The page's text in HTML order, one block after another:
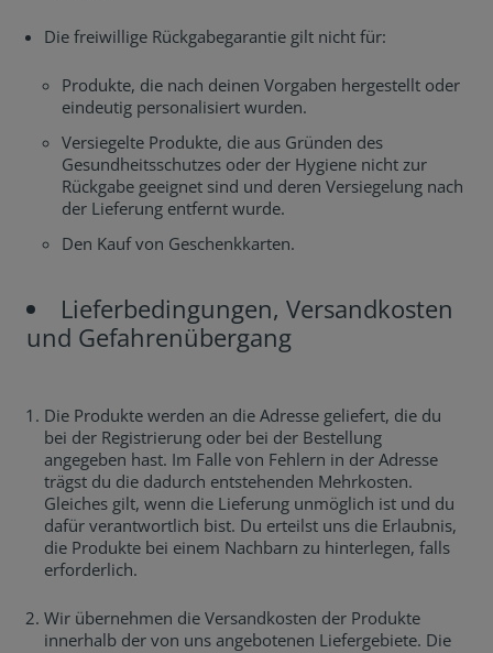
Die freiwillige Rückgabegarantie gilt nicht für:
Produkte, die nach deinen Vorgaben hergestellt oder
eindeutig personalisiert wurden.
Versiegelte Produkte, die aus Gründen des
Gesundheitsschutzes oder der Hygiene nicht zur
Rückgabe geeignet sind und deren Versiegelung nach
der Lieferung entfernt wurde.
Den Kauf von Geschenkkarten.
Lieferbedingungen, Versandkosten
und Gefahrenübergang
Die Produkte werden an die Adresse geliefert, die du
bei der Registrierung oder bei der Bestellung
angegeben hast. Im Falle von Fehlern in der Adresse
trägst du die dadurch entstehenden Mehrkosten.
Gleiches gilt, wenn die Lieferung unmöglich ist und du
dafür verantwortlich bist. Du erteilst uns die Erlaubnis,
die Produkte bei einem Nachbarn zu hinterlegen, falls
erforderlich.
Wir übernehmen die Versandkosten der Produkte
innerhalb der von uns angebotenen Liefergebiete. Die